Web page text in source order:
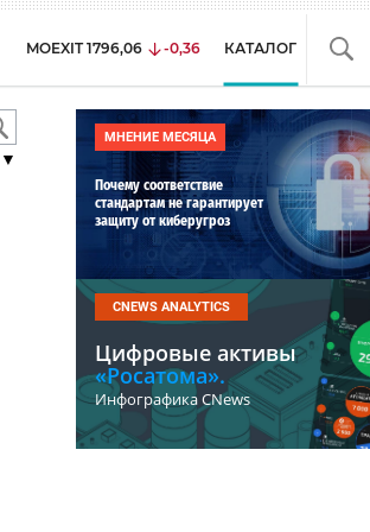
MOEXIT 1796,06 -0,36 КАТАЛОГ
▼
МНЕНИЕ МЕСЯЦА
Почему соответствие
стандартам не гарантирует
защиту от киберугроз
CNEWS ANALYTICS
Цифровые активы
«Росатома».
Инфографика CNews